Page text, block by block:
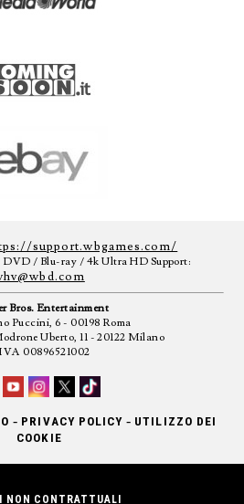
support.wbgames.com/
DVD / Blu-ray / 4k Ultra HD Support:
Bros. Entertainment
Puccini, 6 - 00198 Roma
Uberto, 11 - 20122 Milano
00896521002
- PRIVACY POLICY - UTILIZZO DEI
COOKIE
NON CONTRATTUALI